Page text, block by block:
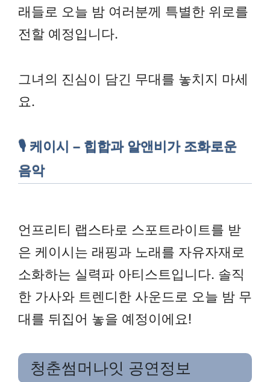
래들로 오늘 밤 여러분께 특별한 위로를
전할 예정입니다.
그녀의 진심이 담긴 무대를 놓치지 마세
요.
🎙️ 케이시 – 힙합과 알앤비가 조화로운
음악
언프리티 랩스타로 스포트라이트를 받
은 케이시는 래핑과 노래를 자유자재로
소화하는 실력파 아티스트입니다. 솔직
한 가사와 트렌디한 사운드로 오늘 밤 무
대를 뒤집어 놓을 예정이에요!
청춘썸머나잇 공연정보